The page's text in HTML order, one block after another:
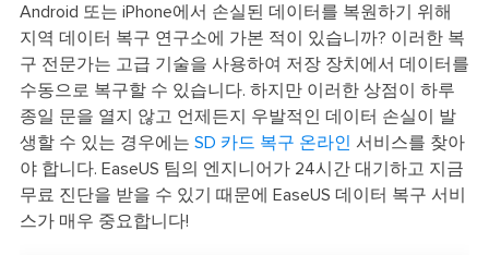
Android 또는 iPhone에서 손실된 데이터를 복원하기 위해
지역 데이터 복구 연구소에 가본 적이 있습니까? 이러한 복
구 전문가는 고급 기술을 사용하여 저장 장치에서 데이터를
수동으로 복구할 수 있습니다. 하지만 이러한 상점이 하루
종일 문을 열지 않고 언제든지 우발적인 데이터 손실이 발
생할 수 있는 경우에는 SD 카드 복구 온라인 서비스를 찾아
야 합니다. EaseUS 팀의 엔지니어가 24시간 대기하고 지금
무료 진단을 받을 수 있기 때문에 EaseUS 데이터 복구 서비
스가 매우 중요합니다!